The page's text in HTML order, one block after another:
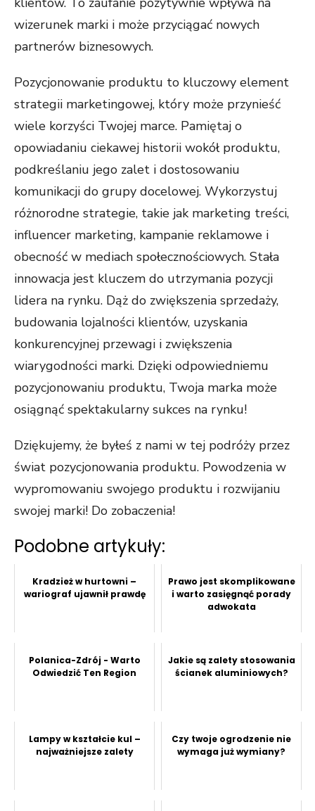
wizerunek marki i może przyciągać nowych
partnerów biznesowych.
Pozycjonowanie produktu to kluczowy element
strategii marketingowej, który może przynieść
wiele korzyści Twojej marce. Pamiętaj o
opowiadaniu ciekawej historii wokół produktu,
podkreślaniu jego zalet i dostosowaniu
komunikacji do grupy docelowej. Wykorzystuj
różnorodne strategie, takie jak marketing treści,
influencer marketing, kampanie reklamowe i
obecność w mediach społecznościowych. Stała
innowacja jest kluczem do utrzymania pozycji
lidera na rynku. Dąż do zwiększenia sprzedaży,
budowania lojalności klientów, uzyskania
konkurencyjnej przewagi i zwiększenia
wiarygodności marki. Dzięki odpowiedniemu
pozycjonowaniu produktu, Twoja marka może
osiągnąć spektakularny sukces na rynku!
Dziękujemy, że byłeś z nami w tej podróży przez
świat pozycjonowania produktu. Powodzenia w
wypromowaniu swojego produktu i rozwijaniu
swojej marki! Do zobaczenia!
Podobne artykuły:
Kradzież w hurtowni –
wariograf ujawnił prawdę
Prawo jest skomplikowane
i warto zasięgnąć porady
adwokata
Polanica-Zdrój - Warto
Odwiedzić Ten Region
Jakie są zalety stosowania
ścianek aluminiowych?
Lampy w kształcie kul –
najważniejsze zalety
Czy twoje ogrodzenie nie
wymaga już wymiany?